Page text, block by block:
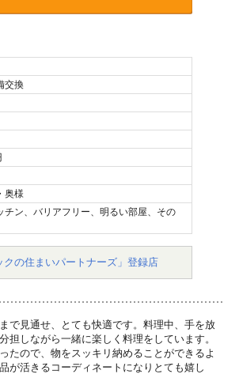
交換
奥様
チン、バリアフリー、明るい部屋、その
クの住まいパートナーズ」登録店
で見通せ、とても快適です。料理中、手を放
しながら一緒に楽しく料理をしています。
たので、物をスッキリ納めることができるよ
が活きるコーディネートになりとても嬉し